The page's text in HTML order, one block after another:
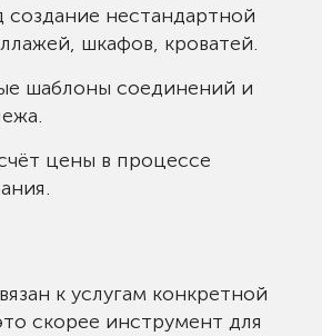
создание нестандартной
шкафов, кроватей.
шаблоны соединений и
цены в процессе
к услугам конкретной
скорее инструмент для